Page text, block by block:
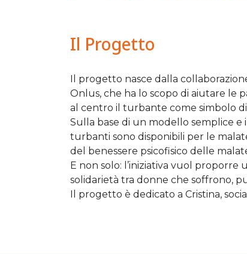
Il Progetto
Il progetto nasce dalla
Onlus, che ha lo scopo di aiutare le
al centro il turbante come simbolo
Sulla base di un modello semplice
turbanti sono disponibili per le
del benessere psicofisico delle
E non solo: l’iniziativa vuol
solidarietà tra donne che soffrono,
Il progetto è dedicato a Cristina,